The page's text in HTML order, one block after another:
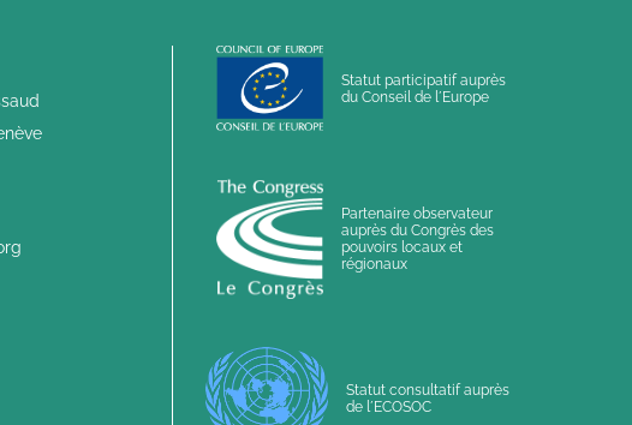
Statut participatif auprès
du Conseil de l´Europe
Partenaire observateur
auprès du Congrès des
pouvoirs locaux et
régionaux
Statut consultatif auprès
de l´ECOSOC